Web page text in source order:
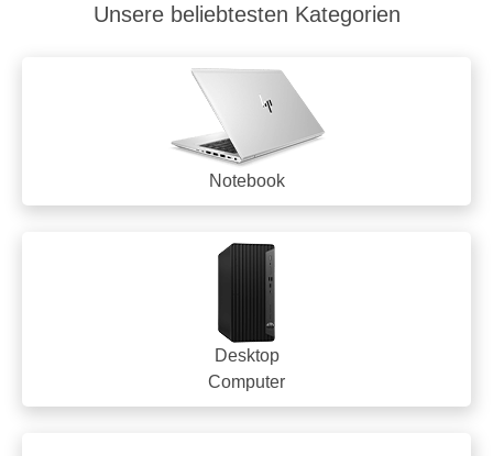
Unsere beliebtesten Kategorien
Notebook
Desktop
Computer